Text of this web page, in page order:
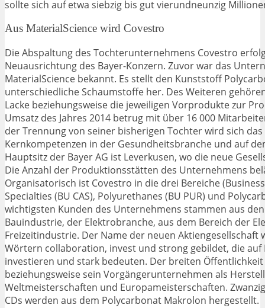
sollte sich auf etwa siebzig bis gut vierundneunzig
Aus MaterialScience wird Covestro
Die Abspaltung des Tochterunternehmens Covestro
Neuausrichtung des Bayer-Konzern. Zuvor war das
MaterialScience bekannt. Es stellt den Kunststoff
unterschiedliche Schaumstoffe her. Des Weiteren
Lacke beziehungsweise die jeweiligen Vorprodukte zur
Umsatz des Jahres 2014 betrug mit über 16 000
der Trennung von seiner bisherigen Tochter wird sich
Kernkompetenzen in der Gesundheitsbranche und auf
Hauptsitz der Bayer AG ist Leverkusen, wo die neue
Die Anzahl der Produktionsstätten des Unternehmens
Organisatorisch ist Covestro in die drei Bereiche
Specialties (BU CAS), Polyurethanes (BU PUR) und
wichtigsten Kunden des Unternehmens stammen aus
Bauindustrie, der Elektrobranche, aus dem Bereich der
Freizeitindustrie. Der Name der neuen Aktiengesellschaft
Wörtern collaboration, invest und strong gebildet, die
investieren und stark bedeuten. Der breiten
beziehungsweise sein Vorgängerunternehmen als
Weltmeisterschaften und Europameisterschaften.
CDs werden aus dem Polycarbonat Makrolon hergestellt.